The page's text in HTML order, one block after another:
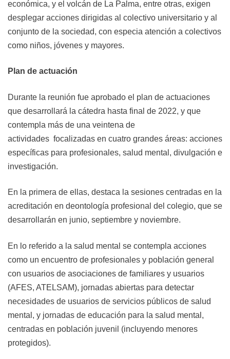
económica, y el volcán de La Palma, entre otras, exigen
desplegar acciones dirigidas al colectivo universitario y al
conjunto de la sociedad, con especia atención a colectivos
como niños, jóvenes y mayores.
Plan de actuación
Durante la reunión fue aprobado el plan de actuaciones
que desarrollará la cátedra hasta final de 2022, y que
contempla más de una veintena de
actividades focalizadas en cuatro grandes áreas: acciones
específicas para profesionales, salud mental, divulgación e
investigación.
En la primera de ellas, destaca la sesiones centradas en la
acreditación en deontología profesional del colegio, que se
desarrollarán en junio, septiembre y noviembre.
En lo referido a la salud mental se contempla acciones
como un encuentro de profesionales y población general
con usuarios de asociaciones de familiares y usuarios
(AFES, ATELSAM), jornadas abiertas para detectar
necesidades de usuarios de servicios públicos de salud
mental, y jornadas de educación para la salud mental,
centradas en población juvenil (incluyendo menores
protegidos).